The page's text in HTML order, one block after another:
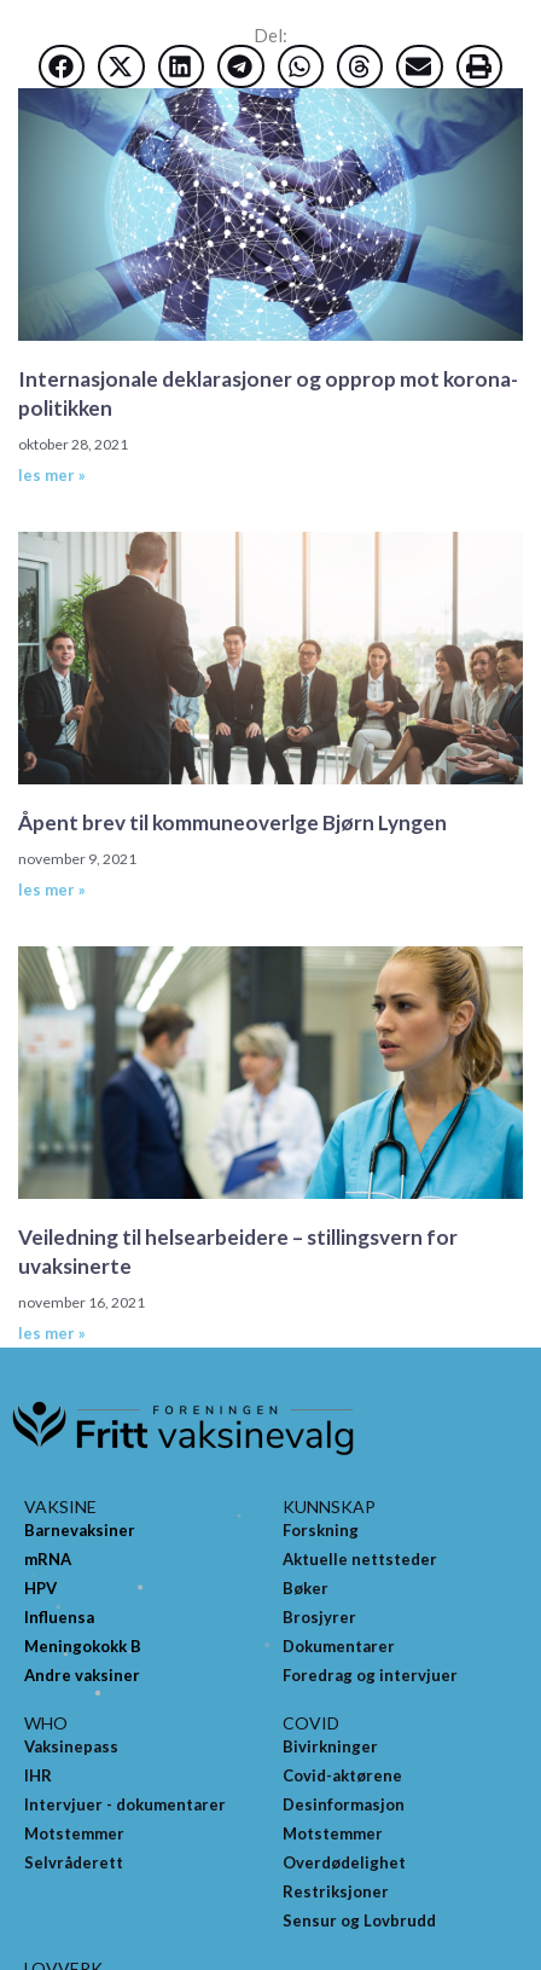
Del:
Internasjonale deklarasjoner og opprop mot korona-
politikken
oktober 28, 2021
les mer »
Åpent brev til kommuneoverlge Bjørn Lyngen
november 9, 2021
les mer »
Veiledning til helsearbeidere – stillingsvern for
uvaksinerte
november 16, 2021
les mer »
VAKSINE
Barnevaksiner
mRNA
HPV
Influensa
Meningokokk B
Andre vaksiner
KUNNSKAP
Forskning
Aktuelle nettsteder
Bøker
Brosjyrer
Dokumentarer
Foredrag og intervjuer
WHO
Vaksinepass
IHR
Intervjuer - dokumentarer
Motstemmer
Selvråderett
COVID
Bivirkninger
Covid-aktørene
Desinformasjon
Motstemmer
Overdødelighet
Restriksjoner
Sensur og Lovbrudd